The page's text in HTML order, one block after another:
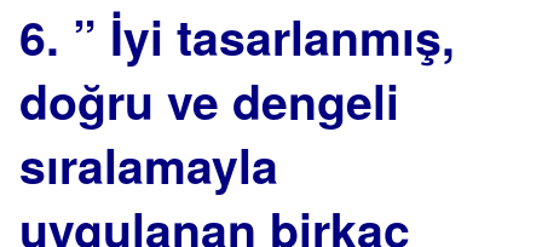
6. ” İyi tasarlanmış,
doğru ve dengeli
sıralamayla
uygulanan birkaç